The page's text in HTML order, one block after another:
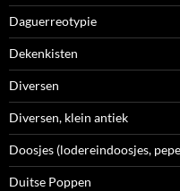
Daguerreotypie
Dekenkisten
Diversen
Diversen, klein antiek
Doosjes (lodereindoosjes,
Duitse Poppen